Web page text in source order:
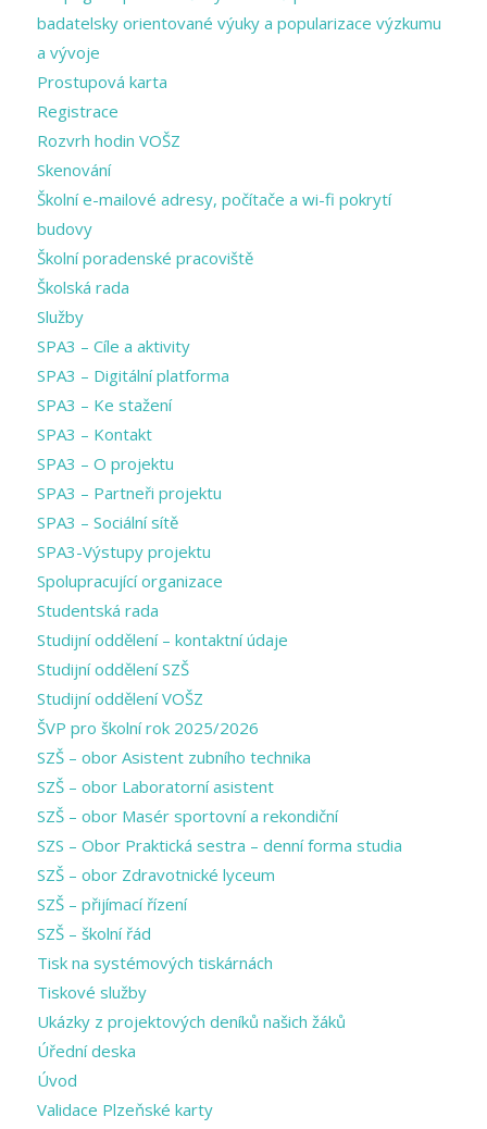
badatelsky orientované výuky a popularizace výzkumu
a vývoje
Prostupová karta
Registrace
Rozvrh hodin VOŠZ
Skenování
Školní e-mailové adresy, počítače a wi-fi pokrytí
budovy
Školní poradenské pracoviště
Školská rada
Služby
SPA3 – Cíle a aktivity
SPA3 – Digitální platforma
SPA3 – Ke stažení
SPA3 – Kontakt
SPA3 – O projektu
SPA3 – Partneři projektu
SPA3 – Sociální sítě
SPA3-Výstupy projektu
Spolupracující organizace
Studentská rada
Studijní oddělení – kontaktní údaje
Studijní oddělení SZŠ
Studijní oddělení VOŠZ
ŠVP pro školní rok 2025/2026
SZŠ – obor Asistent zubního technika
SZŠ – obor Laboratorní asistent
SZŠ – obor Masér sportovní a rekondiční
SZS – Obor Praktická sestra – denní forma studia
SZŠ – obor Zdravotnické lyceum
SZŠ – přijímací řízení
SZŠ – školní řád
Tisk na systémových tiskárnách
Tiskové služby
Ukázky z projektových deníků našich žáků
Úřední deska
Úvod
Validace Plzeňské karty